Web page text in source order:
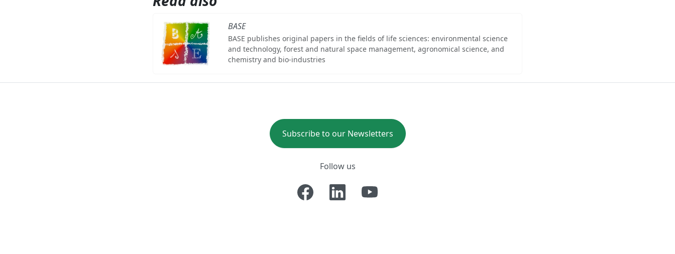
BASE
BASE publishes original papers in the fields of life sciences: environmental science
and technology, forest and natural space management, agronomical science, and
chemistry and bio-industries
Subscribe to our Newsletters
Follow us